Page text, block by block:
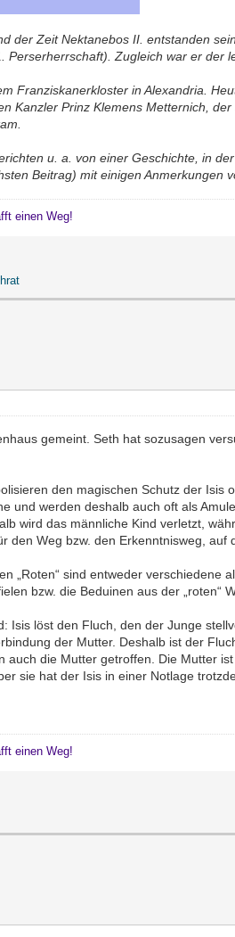
der Zeit Nektanebos II. entstanden
Zugleich war er der
Franziskanerkloster in Alexandria.
Kanzler Prinz Klemens Metternich,
u. a. von einer Geschichte, in
Beitrag) mit einigen Anmerkungen
einen Weg!
gemeint. Seth hat sozusagen
den magischen Schutz der
und werden deshalb auch oft als
wird das männliche Kind verletzt,
den Weg bzw. den Erkenntnisweg, auf
„Roten“ sind entweder verschiedene
bzw. die Beduinen aus der „roten“
Isis löst den Fluch, den der Junge
der Mutter. Deshalb ist der
die Mutter getroffen. Die Mutter
sie hat der Isis in einer Notlage
einen Weg!